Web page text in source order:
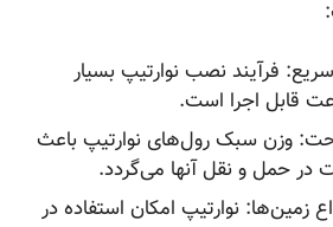
فرآیند نصب نوارتیپ بسیار
اجرا است.
سبک رول‌های نوارتیپ باعث
حمل و نقل آنها می‌گردد.
نوارتیپ امکان استفاده در